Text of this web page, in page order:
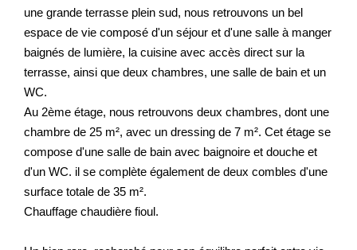
une grande terrasse plein sud, nous retrouvons un bel
espace de vie composé d'un séjour et d'une salle à manger
baignés de lumière, la cuisine avec accès direct sur la
terrasse, ainsi que deux chambres, une salle de bain et un
WC.
Au 2ème étage, nous retrouvons deux chambres, dont une
chambre de 25 m², avec un dressing de 7 m². Cet étage se
compose d'une salle de bain avec baignoire et douche et
d'un WC. il se complète également de deux combles d'une
surface totale de 35 m².
Chauffage chaudière fioul.